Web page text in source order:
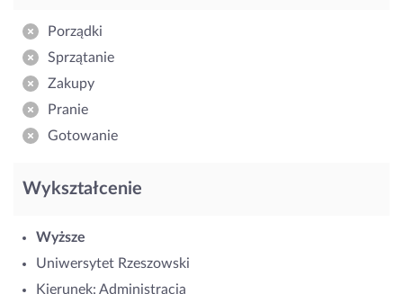
Porządki
Sprzątanie
Zakupy
Pranie
Gotowanie
Wykształcenie
Wyższe
Uniwersytet Rzeszowski
Kierunek: Administracja